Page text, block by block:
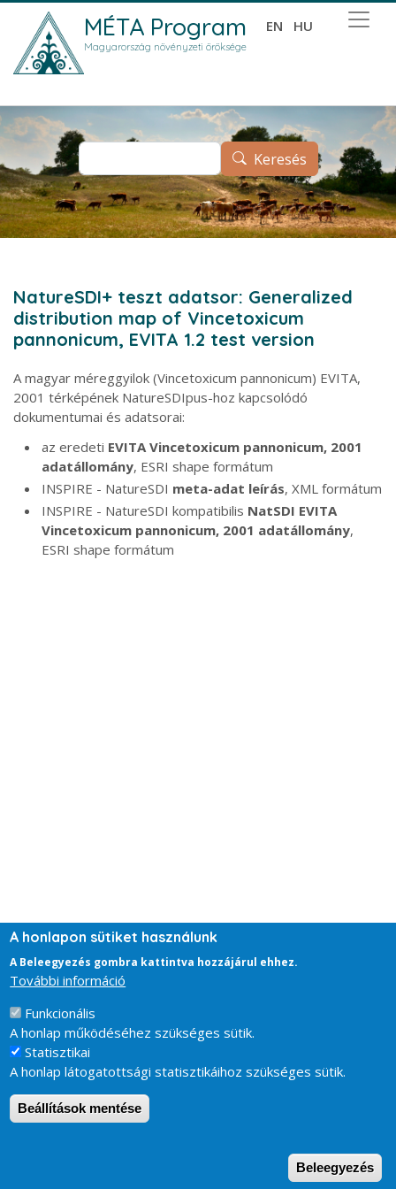
Ugrás a tartalomra
Keresés
MÉTA Program
Magyarország növényzeti öröksége
EN HU
NatureSDI+ teszt adatsor: Generalized
distribution map of Vincetoxicum
pannonicum, EVITA 1.2 test version
A magyar méreggyilok (Vincetoxicum pannonicum) EVITA,
2001 térképének NatureSDIpus-hoz kapcsolódó
dokumentumai és adatsorai:
az eredeti EVITA Vincetoxicum pannonicum, 2001
adatállomány, ESRI shape formátum
INSPIRE - NatureSDI meta-adat leírás, XML formátum
INSPIRE - NatureSDI kompatibilis NatSDI EVITA
Vincetoxicum pannonicum, 2001 adatállomány,
ESRI shape formátum
A honlapon sütiket használunk
A Beleegyezés gombra kattintva hozzájárul ehhez.
További információ
Funkcionális
A honlap működéséhez szükséges sütik.
Statisztikai
A honlap látogatottsági statisztikáihoz szükséges sütik.
Beállítások mentése
Beleegyezés